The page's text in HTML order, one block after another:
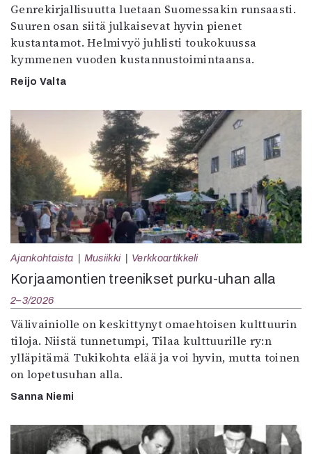
Genrekirjallisuutta luetaan Suomessakin runsaasti.
Suuren osan siitä julkaisevat hyvin pienet
kustantamot. Helmivyö juhlisti toukokuussa
kymmenen vuoden kustannustoimintaansa.
Reijo Valta
Ajankohtaista Musiikki Verkkoartikkeli
Korjaamontien treenikset purku-uhan alla
2–3/2026
Välivainiolle on keskittynyt omaehtoisen kulttuurin
tiloja. Niistä tunnetumpi, Tilaa kulttuurille ry:n
ylläpitämä Tukikohta elää ja voi hyvin, mutta toinen
on lopetusuhan alla.
Sanna Niemi